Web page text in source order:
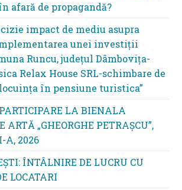
afară de propagandă?
impact de mediu asupra
unei investiții
Runcu, județul Dâmbovița-
Relax House SRL-schimbare de
în pensiune turistica”
LA BIENALA
„GHEORGHE PETRAȘCU”,
A, 2026
ÎNTÂLNIRE DE LUCRU CU
LOCATARI